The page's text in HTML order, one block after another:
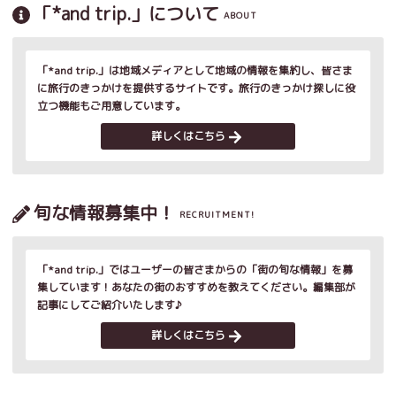
「*and trip.」について ABOUT
「*and trip.」は地域メディアとして地域の情報を集約し、皆さま
に旅行のきっかけを提供するサイトです。旅行のきっかけ探しに役
立つ機能もご用意しています。
詳しくはこちら
旬な情報募集中！ RECRUITMENT!
「*and trip.」ではユーザーの皆さまからの「街の旬な情報」を募
集しています！あなたの街のおすすめを教えてください。編集部が
記事にしてご紹介いたします♪
詳しくはこちら